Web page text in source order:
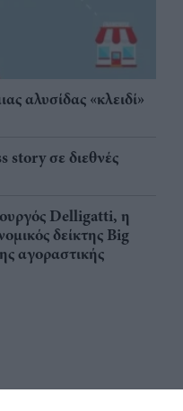
αλυσίδας «κλειδί»
story σε διεθνές
Delligatti, η
δείκτης Big
αγοραστικής